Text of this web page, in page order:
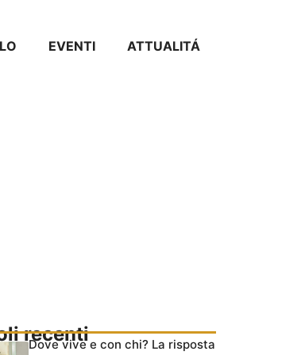
EVENTI ATTUALITÁ
recenti
Dove vive e con chi? La risposta